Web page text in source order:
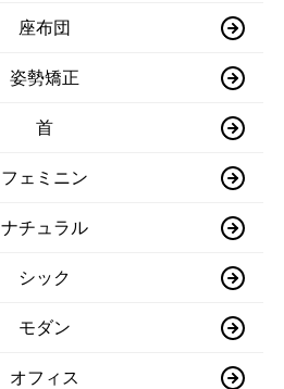
座布団
姿勢矯正
首
フェミニン
ナチュラル
シック
モダン
オフィス